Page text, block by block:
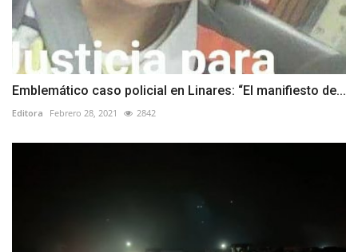
Emblemático caso policial en Linares: “El manifiesto de...
Editora Febrero 28, 2021 2842